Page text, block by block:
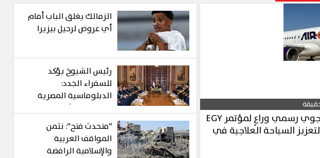
إير كايرو ناقل جوي رسمي وراعٍ لمؤتمر EGY
Health 2026 لتعزيز السياحة العلاجية في
الزمالك يغلق الباب أمام
أي عروض لرحيل بيزيرا
رئيس الشيوخ يؤكد
للسفراء الجدد:
الدبلوماسية المصرية
خط الدفاع الأول عن
مصالح الوطن
"متحدث فتح": نثمن
المواقف العربية
والإسلامية الرافضة